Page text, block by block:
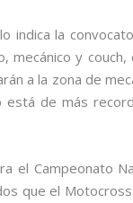
indica la
y couch,
a la zona de
de más
el Campeonato
que el